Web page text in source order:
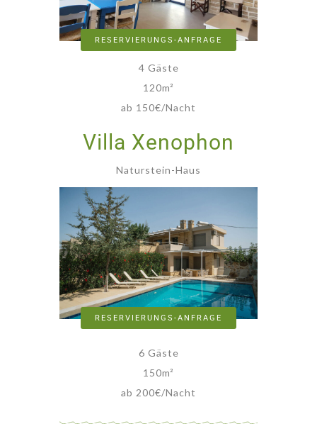
RESERVIERUNGS-ANFRAGE
4 Gäste
120m²
ab 150€/Nacht
Villa Xenophon
Naturstein-Haus
RESERVIERUNGS-ANFRAGE
6 Gäste
150m²
ab 200€/Nacht